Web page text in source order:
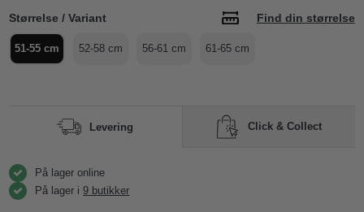
Størrelse / Variant Find din størrelse
51-55 cm 52-58 cm 56-61 cm 61-65 cm
Levering Click & Collect
På lager online
På lager i9 butikker